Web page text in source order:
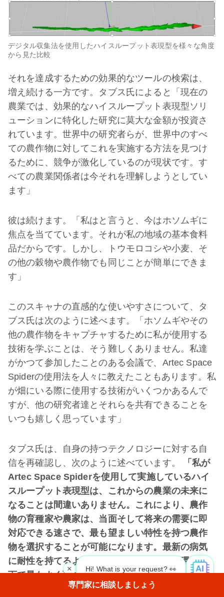
デジタル収集法を使用したハイスループット表現型を様々な角度
から見た比較
それを達成するための効果的なツールの検索は、
増え続ける一方です。タブス氏によると「現在の
農業では、効果的なハイスループット表現型ソリ
ューションに特化した研究に莫大な金額が投資さ
れています。世界中の研究者らが、世界中のすべ
ての農作物に対してこれを実施する方法を見つけ
るために、競争が激化しているのが現状です。す
べての農業関係者は今それを理解しようとしてい
ます」
彼は続けます。「私はと言うと、今はホソムギに
焦点を当てています。それが私の地域の基本食料
品だからです。しかし、トウモロコシや小麦、そ
の他の穀物や農作物でも同じことが簡単にできま
す」
このスキャナの直感的な使いやすさについて、タ
ブス氏は次のように述べます。「ホソムギやその
他の農作物をキャプチャするために私が使用する
技術を学ぶことは、そう難しくありません。私達
がかつて参加したことのある会議で、Artec Space
Spiderの使用法を人々に教えたこともあります。私
が畑にいる際に使用する技術がいくつかあるんで
すが、他の研究者達とそれらを共有できることを
いつも嬉しく思っています」
タブス氏は、自身の持つテクノロジーに対する自
信を再確認し、次のように述べています。
「私が
Artec Space Spiderを使用して実施しているハイ
スループット表現型は、これからの農業の未来に
なることは間違いありません。これにより、農作
物の育種家や農家は、当面そして将来の需要に即
対応できる速さで、最も望ましい特性を持つ農作
物を選択することが可能になります。最新の病気
に耐性を持てるようになったり、変化する環境の
下で最もよく育つ農産物を生産できるようになっ
たりするわけです。よって、選択的な意思決定を
Hi! What is your request? 👀
×
専門家に相談しましょう